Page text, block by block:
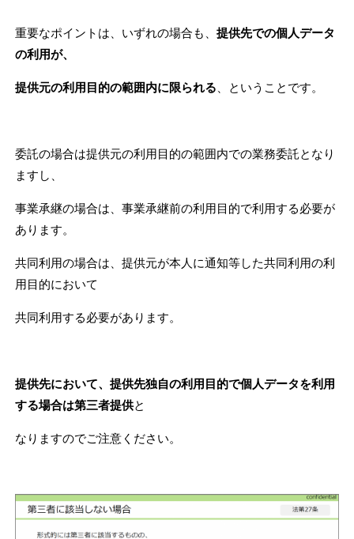
重要なポイントは、いずれの場合も、 提供先での個人データ
の利用が、
提供元の利用目的の範囲内に限られる 、ということです。
委託の場合は提供元の利用目的の範囲内での業務委託となり
ますし、
事業承継の場合は、事業承継前の利用目的で利用する必要が
あります。
共同利用の場合は、提供元が本人に通知等した共同利用の利
用目的において
共同利用する必要があります。
提供先において、提供先独自の利用目的で個人データを利用
する場合は第三者提供と
なりますのでご注意ください。